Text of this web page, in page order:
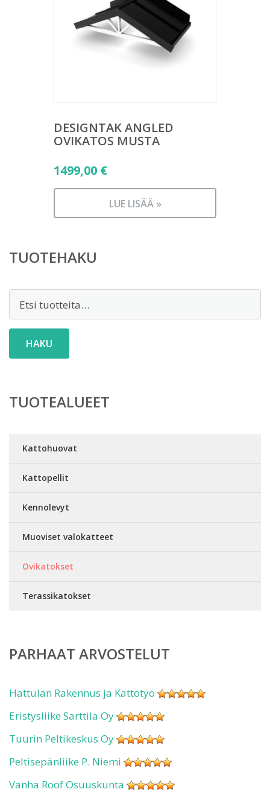
DESIGNTAK ANGLED
OVIKATOS MUSTA
1499,00 €
LUE LISÄÄ »
TUOTEHAKU
HAKU
TUOTEALUEET
Kattohuovat
Kattopellit
Kennolevyt
Muoviset valokatteet
Ovikatokset
Terassikatokset
PARHAAT ARVOSTELUT
Hattulan Rakennus ja Kattotyö
Eristysliike Sarttila Oy
Tuurin Peltikeskus Oy
Peltisepänliike P. Niemi
Vanha Roof Osuuskunta